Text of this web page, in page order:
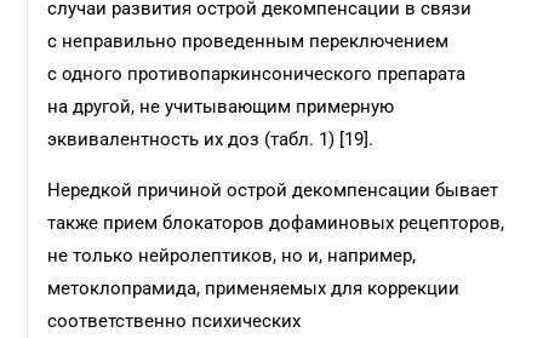
случаи развития острой декомпенсации в связи
с неправильно проведенным переключением
с одного противопаркинсонического препарата
на другой, не учитывающим примерную
эквивалентность их доз (табл. 1) [19].
Нередкой причиной острой декомпенсации бывает
также прием блокаторов дофаминовых рецепторов,
не только нейролептиков, но и, например,
метоклопрамида, применяемых для коррекции
соответственно психических